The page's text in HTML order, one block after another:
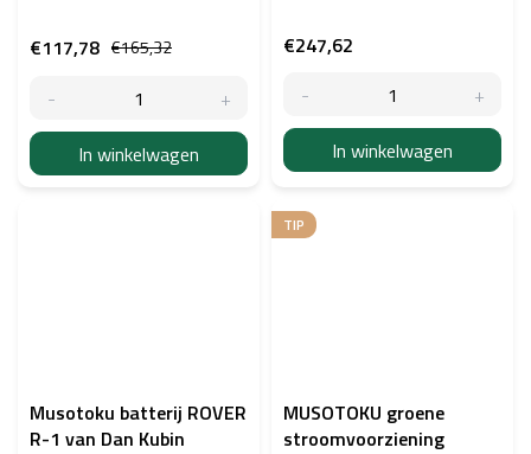
€165,32
€117,78
In winkelwagen
€247,62
In winkelwagen
Musotoku batterij ROVER
R-1 van Dan Kubin
TIP
MUSOTOKU groene
stroomvoorziening